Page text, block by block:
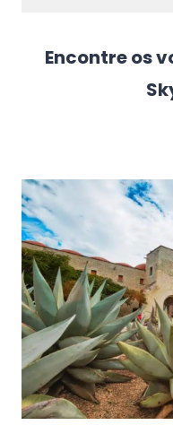
Encontre os